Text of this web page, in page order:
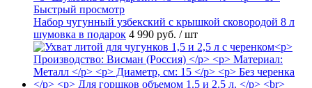
Быстрый просмотр
Набор чугунный узбекский с крышкой сковородой 8 л
шумовка в подарок 4 990 руб. / шт